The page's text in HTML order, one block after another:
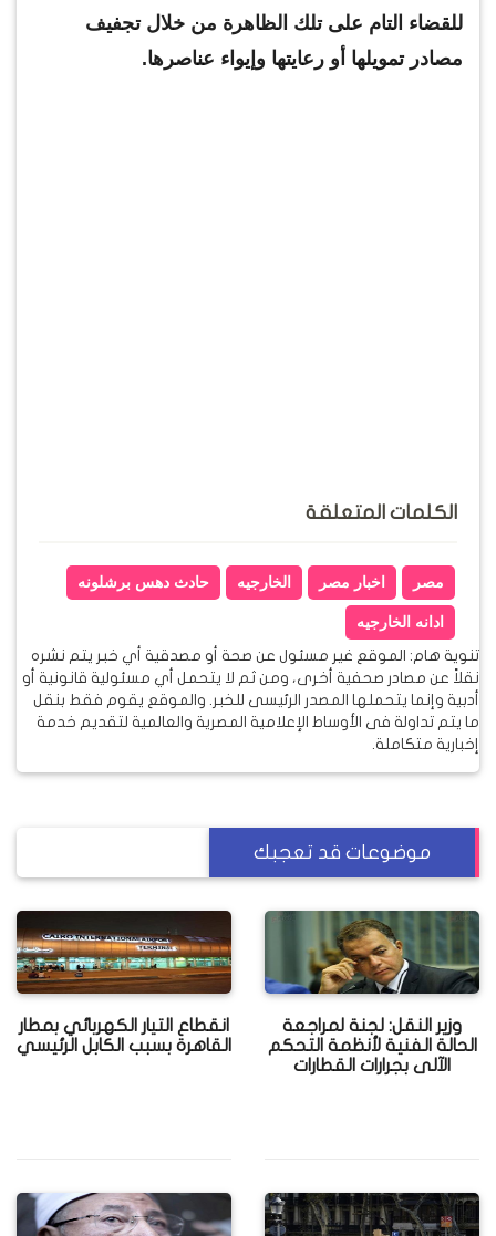
للقضاء التام على تلك الظاهرة من خلال تجفيف
مصادر تمويلها أو رعايتها وإيواء عناصرها.
الكلمات المتعلقة
مصر اخبار مصر الخارجيه حادث دهس برشلونه
ادانه الخارجيه
تنوية هام: الموقع غير مسئول عن صحة أو مصدقية أي خبر يتم نشره
نقلاً عن مصادر صحفية أخرى، ومن ثم لا يتحمل أي مسئولية قانونية أو
أدبية وإنما يتحملها المصدر الرئيسى للخبر. والموقع يقوم فقط بنقل
ما يتم تداولة فى الأوساط الإعلامية المصرية والعالمية لتقديم خدمة
إخبارية متكاملة.
موضوعات قد تعجبك
وزير النقل: لجنة لمراجعة
الحالة الفنية لأنظمة التحكم
الآلى بجرارات القطارات
انقطاع التيار الكهربائي بمطار
القاهرة بسبب الكابل الرئيسي